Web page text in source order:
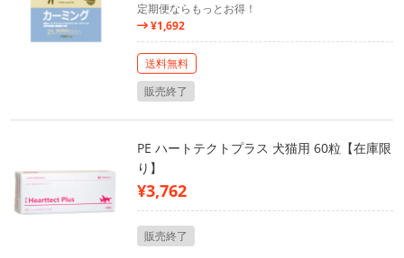
定期便ならもっとお得！
¥1,692
送料無料
販売終了
PE ハートテクトプラス 犬猫用 60粒【在庫限
り】
¥3,762
販売終了